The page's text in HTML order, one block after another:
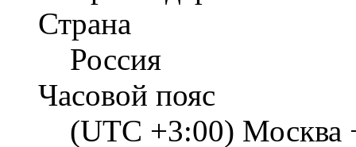
Страна
Россия
Часовой пояс
(UTC +3:00) Москва